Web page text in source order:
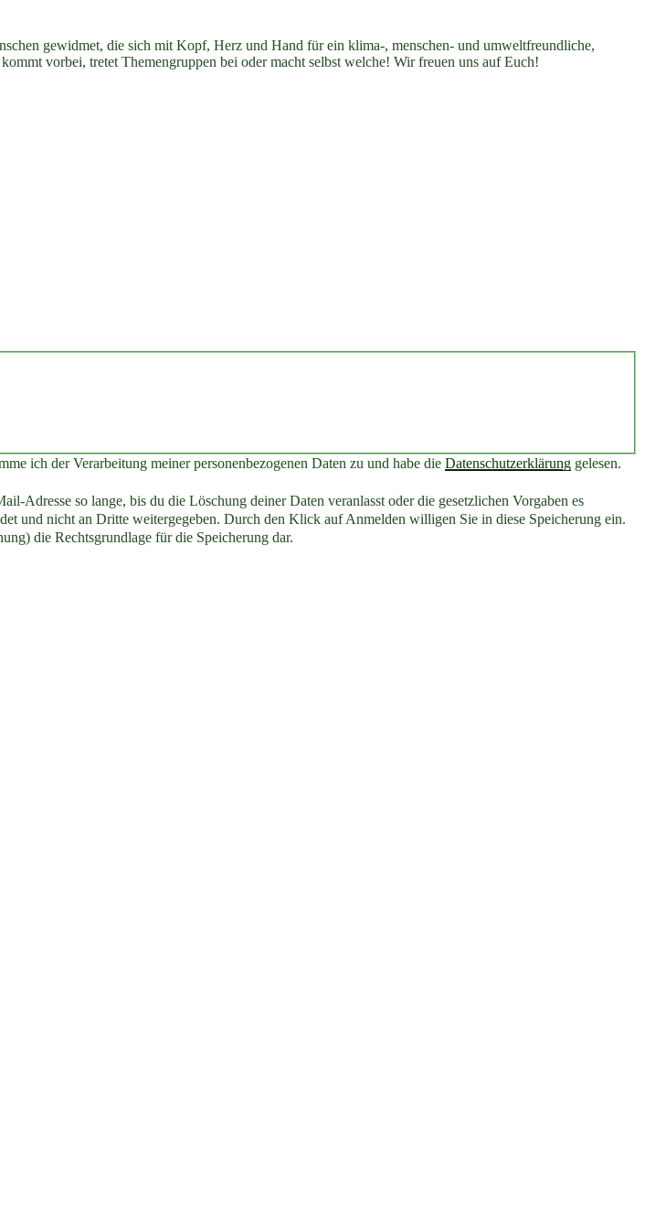
gewidmet, die sich mit Kopf, Herz und Hand für ein klima-, menschen- und umweltfreundliche,
vorbei, tretet Themengruppen bei oder macht selbst welche! Wir freuen uns auf Euch!
ich der Verarbeitung meiner personenbezogenen Daten zu und habe die Datenschutzerklärung gelesen.
so lange, bis du die Löschung deiner Daten veranlasst oder die gesetzlichen Vorgaben es
und nicht an Dritte weitergegeben. Durch den Klick auf Anmelden willigen Sie in diese Speicherung ein.
die Rechtsgrundlage für die Speicherung dar.